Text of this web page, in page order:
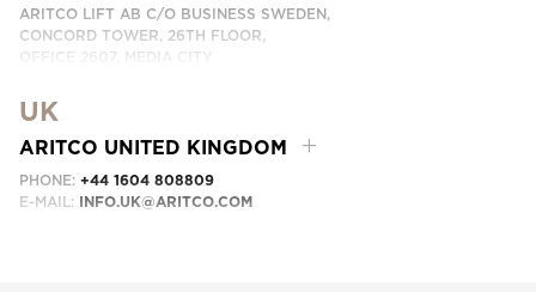
ARITCO LIFT AB C/O BUSINESS SWEDEN,
CONCORD TOWER, 26TH FLOOR,
OFFICE 2607, MEDIA CITY
EMAIL:
UK
ARITCO UNITED KINGDOM
PHONE: +44 1604 808809
E-MAIL: INFO.UK@ARITCO.COM